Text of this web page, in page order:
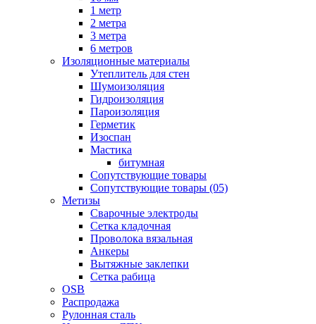
1 метр
2 метра
3 метра
6 метров
Изоляционные материалы
Утеплитель для стен
Шумоизоляция
Гидроизоляция
Пароизоляция
Герметик
Изоспан
Мастика
битумная
Сопутствующие товары
Сопутствующие товары (05)
Метизы
Сварочные электроды
Сетка кладочная
Проволока вязальная
Анкеры
Вытяжные заклепки
Сетка рабица
OSB
Распродажа
Рулонная сталь